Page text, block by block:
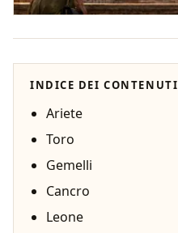
INDICE DEI CONTENUTI
Ariete
Toro
Gemelli
Cancro
Leone